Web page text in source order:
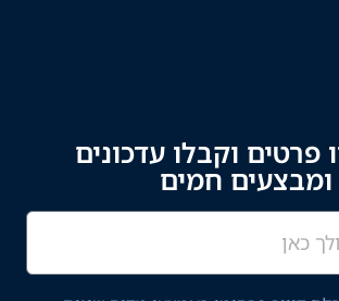
פרטים וקבלו עדכונים
ומבצעים חמים